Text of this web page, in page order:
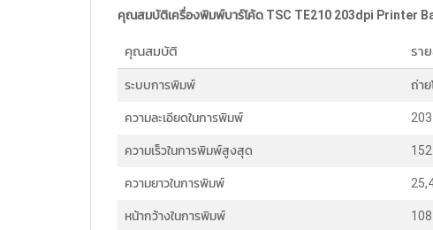
คุณสมบัติเครื่องพิมพ์บาร์โค้ด TSC TE210 203dpi Printer
คุณสมบัติ รา
ระบบการพิมพ์ ถ่า
ความละเอียดในการพิมพ์ 203
ความเร็วในการพิมพ์สูงสุด
ความยาวในการพิมพ์
หน้ากว้างในการพิมพ์